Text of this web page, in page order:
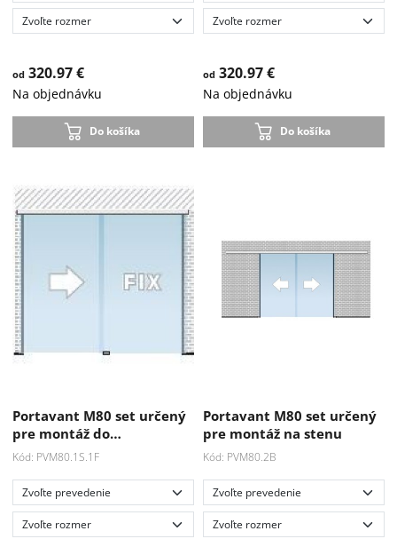
od320.97 €
Na objednávku
Do košíka
od 320.97 €
Na objednávku
Do košíka
Portavant M80 set určený
pre montáž do…
Kód: PVM80.1S.1F
Portavant M80 set určený
pre montáž na stenu
Kód: PVM80.2B